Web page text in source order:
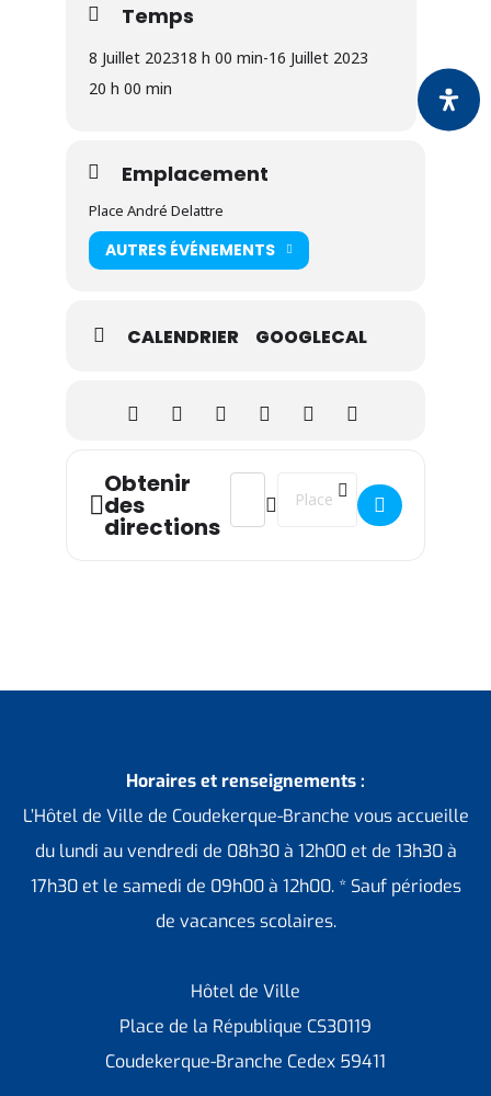
Temps
8 Juillet 202318 h 00 min-16 Juillet 2023
20 h 00 min
Emplacement
Place André Delattre
AUTRES ÉVÉNEMENTS
CALENDRIER GOOGLECAL
Obtenir
des
directions
Address - Le cirque Zavatta revient
Destination Address - Le
Horaires et renseignements :
L’Hôtel de Ville de Coudekerque-Branche vous accueille
du lundi au vendredi de 08h30 à 12h00 et de 13h30 à
17h30 et le samedi de 09h00 à 12h00. * Sauf périodes
de vacances scolaires.
Hôtel de Ville
Place de la République CS30119
Coudekerque-Branche Cedex 59411